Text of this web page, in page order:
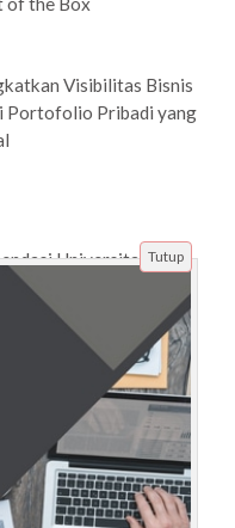
Visibilitas Bisnis
Portofolio Pribadi yang
Universitas di
CPNS: Perubahan
Solusi Jika
Daftar
Tutup